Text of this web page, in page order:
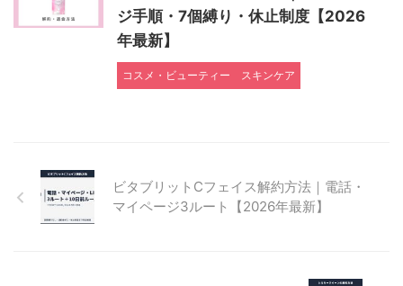
ジ手順・7個縛り・休止制度【2026
年最新】
コスメ・ビューティー スキンケア
ビタブリットCフェイス解約方法｜電話・
マイページ3ルート【2026年最新】